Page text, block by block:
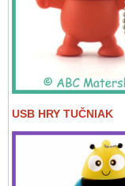
USB HRY TUČNIAK